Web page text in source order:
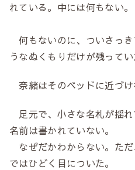
れている。中には何もない
何もないのに、ついさっ
うなぬくもりだけが残ってい
奈緒はそのベッドに近づけ
足元で、小さな名札が揺れ
名前は書かれていない。
なぜだかわからない。た
ではひどく目についた。